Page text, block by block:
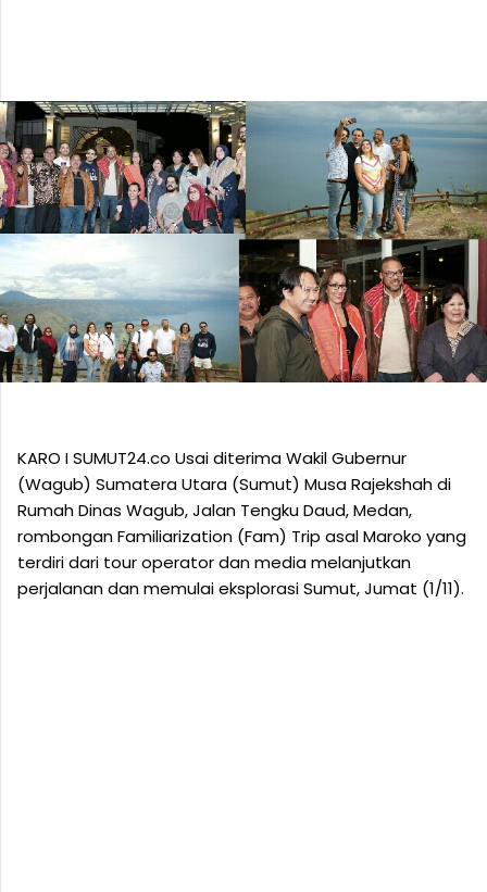
KARO I SUMUT24.co Usai diterima Wakil Gubernur
(Wagub) Sumatera Utara (Sumut) Musa Rajekshah di
Rumah Dinas Wagub, Jalan Tengku Daud, Medan,
rombongan Familiarization (Fam) Trip asal Maroko yang
terdiri dari tour operator dan media melanjutkan
perjalanan dan memulai eksplorasi Sumut, Jumat (1/11).